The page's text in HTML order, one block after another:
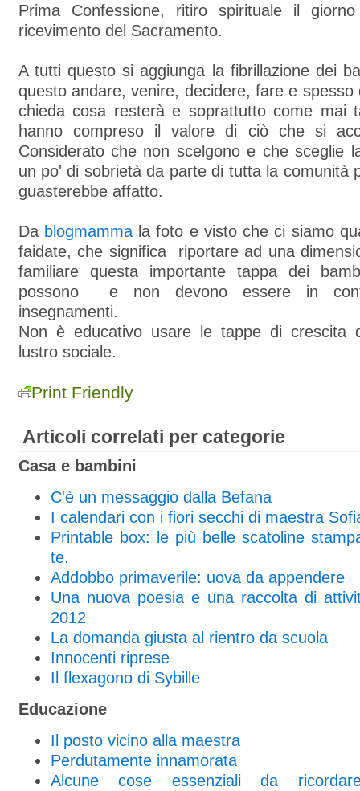
Prima Confessione, ritiro spirituale il
ricevimento del Sacramento.
A tutti questo si aggiunga la fibrillazione dei
questo andare, venire, decidere, fare e spesso
chieda cosa resterà e soprattutto come mai
hanno compreso il valore di ciò che si
Considerato che non scelgono e che sceglie
un po' di sobrietà da parte di tutta la comunità
guasterebbe affatto.
Da blogmammala foto e visto che ci siamo
faidate, che significa riportare ad una
familiare questa importante tappa dei
possono e non devono essere in
insegnamenti.
Non è educativo usare le tappe di crescita
lustro sociale.
Print Friendly
Articoli correlati per categorie
Casa e bambini
C'è un messaggio dalla Befana
I calendari con i fiori secchi di maestra
Printable box: le più belle scatoline
te.
Addobbo primaverile: uova da appendere
Una nuova poesia e una raccolta di
2012
La domanda giusta al rientro da scuola
Innocenti riprese
Il flexagono di Sybille
Educazione
Il posto vicino alla maestra
Perdutamente innamorata
Alcune cose essenziali da